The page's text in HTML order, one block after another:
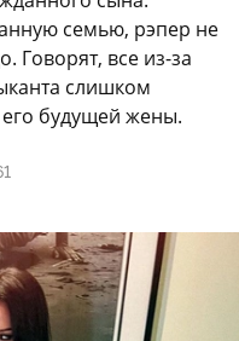
семью, рэпер не
Говорят, все из-за
слишком
будущей жены.